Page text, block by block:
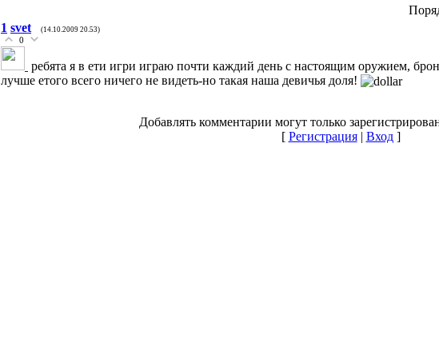
1 svet (14.10.2009 20.53)
0
ребята я в ети игри играю почти каждий день с настоящим оружием,
лучше етого всего ничего не видеть-но такая наша девичья доля!
Добавлять комментарии могут только
[ Регистрация| Вход]